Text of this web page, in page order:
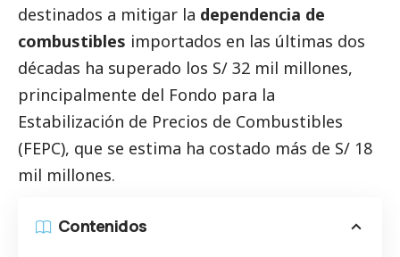
destinados a mitigar la dependencia de
combustibles importados en las últimas dos
décadas ha superado los S/ 32 mil millones,
principalmente del Fondo para la
Estabilización de Precios de Combustibles
(FEPC), que se estima ha costado más de S/ 18
mil millones.
Contenidos